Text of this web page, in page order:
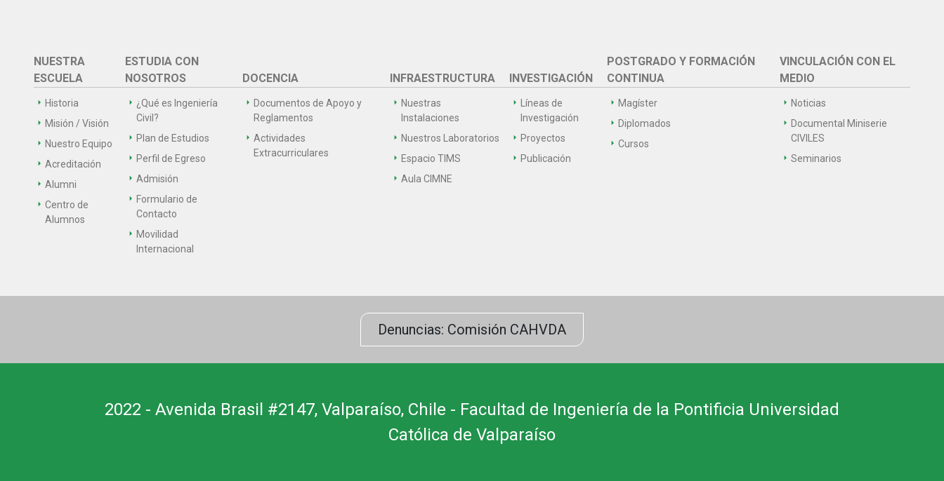
NUESTRA
ESCUELA
Historia
Misión / Visión
Nuestro Equipo
Acreditación
Alumni
Centro de
Alumnos
ESTUDIA CON
NOSOTROS
¿Qué es Ingeniería
Civil?
Plan de Estudios
Perfil de Egreso
Admisión
Formulario de
Contacto
Movilidad
Internacional
DOCENCIA
Documentos de Apoyo y
Reglamentos
Actividades
Extracurriculares
INFRAESTRUCTURA
Nuestras
Instalaciones
Nuestros Laboratorios
Espacio TIMS
Aula CIMNE
INVESTIGACIÓN
Líneas de
Investigación
Proyectos
Publicación
POSTGRADO Y FORMACIÓN
CONTINUA
Magíster
Diplomados
Cursos
VINCULACIÓN CON EL
MEDIO
Noticias
Documental Miniserie
CIVILES
Seminarios
Denuncias: Comisión CAHVDA
2022 - Avenida Brasil #2147, Valparaíso, Chile - Facultad de Ingeniería de la Pontificia Universidad
Católica de Valparaíso